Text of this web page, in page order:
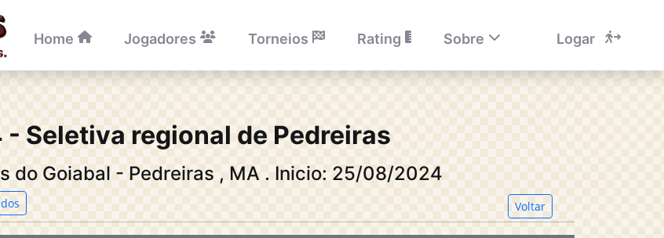
Home Jogadores Torneios Rating Sobre Logar
Seletiva regional de Pedreiras
do Goiabal - Pedreiras , MA . Inicio: 25/08/2024
Voltar